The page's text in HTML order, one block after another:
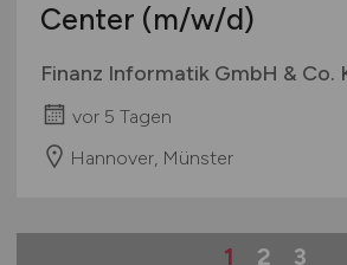
Center (m/w/d)
Finanz Informatik GmbH & Co.
vor 5 Tagen
Hannover, Münster
1 2 3